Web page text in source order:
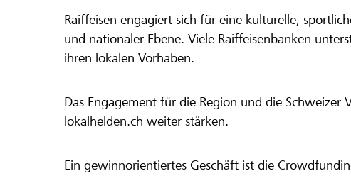
Raiffeisen engagiert sich für eine kulturelle,
und nationaler Ebene. Viele Raiffeisenbanken
ihren lokalen Vorhaben.
Das Engagement für die Region und die Schweizer
lokalhelden.ch weiter stärken.
Ein gewinnorientiertes Geschäft ist die